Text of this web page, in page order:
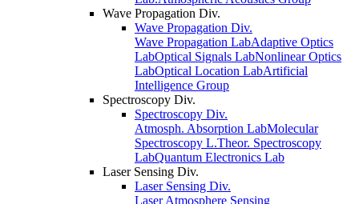
Wave Propagation Div.
Wave Propagation Div.
Wave Propagation LabAdaptive Optics
LabOptical Signals LabNonlinear Optics
LabOptical Location LabArtificial
Intelligence Group
Spectroscopy Div.
Spectroscopy Div.
Atmosph. Absorption LabMolecular
Spectroscopy L.Theor. Spectroscopy
LabQuantum Electronics Lab
Laser Sensing Div.
Laser Sensing Div.
Laser Atmosphere Sensing